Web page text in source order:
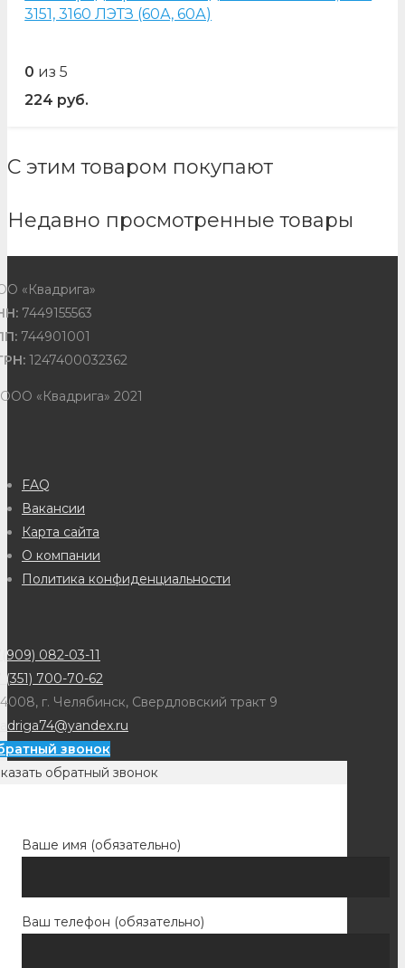
3151, 3160 ЛЭТЗ (60А, 60А)
0 из 5
224 руб.
С этим товаром покупают
Недавно просмотренные товары
«Квадрига»
7449155563
744901001
1247400032362
«Квадрига» 2021
FAQ
Вакансии
Карта сайта
О компании
Политика конфиденциальности
082-03-11
(351) 700-70-62
г. Челябинск, Свердловский тракт 9
звонок
обратный звонок
Ваше имя (обязательно)
Ваш телефон (обязательно)